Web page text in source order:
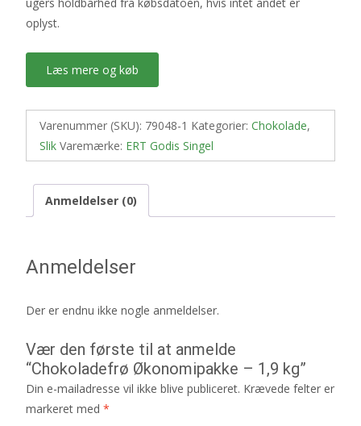
oplyst.
Læs mere og køb
Varenummer (SKU): 79048-1 Kategorier: Chokolade,
Slik Varemærke: ERT Godis Singel
Anmeldelser (0)
Anmeldelser
Der er endnu ikke nogle anmeldelser.
Vær den første til at anmelde
“Chokoladefrø Økonomipakke – 1,9 kg”
Din e-mailadresse vil ikke blive publiceret. Krævede felter er
markeret med *